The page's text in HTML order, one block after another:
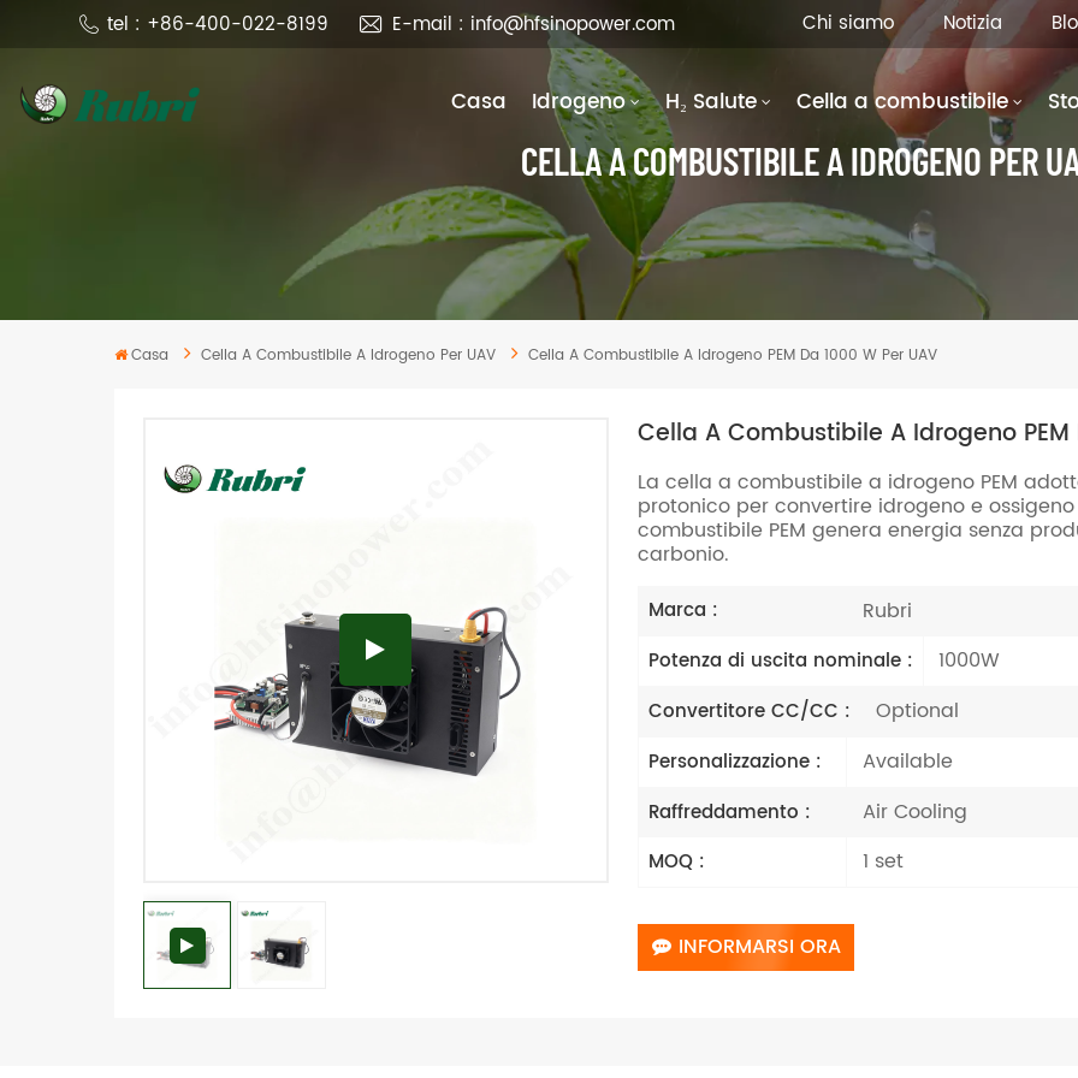
tel : +86-400-022-8199 E-mail : info@hfsinopower.com Chi siamo Notizia
Casa Idrogeno H₂ Salute Cella a combustibile
CELLA A COMBUSTIBILE A IDROGENO PER
Casa Cella A Combustibile A Idrogeno Per UAV Cella A Combustibile A Idrogeno PEM Da 1000 W Per UAV
Cella A Combustibile A Idrogeno PEM
La cella a combustibile a idrogeno PEM
protonico per convertire idrogeno e
combustibile PEM genera energia senza
carbonio.
Marca : Rubri
Potenza di uscita nominale : 1000W
Convertitore CC/CC : Optional
Personalizzazione : Available
Raffreddamento : Air Cooling
MOQ : 1 set
INFORMARSI ORA